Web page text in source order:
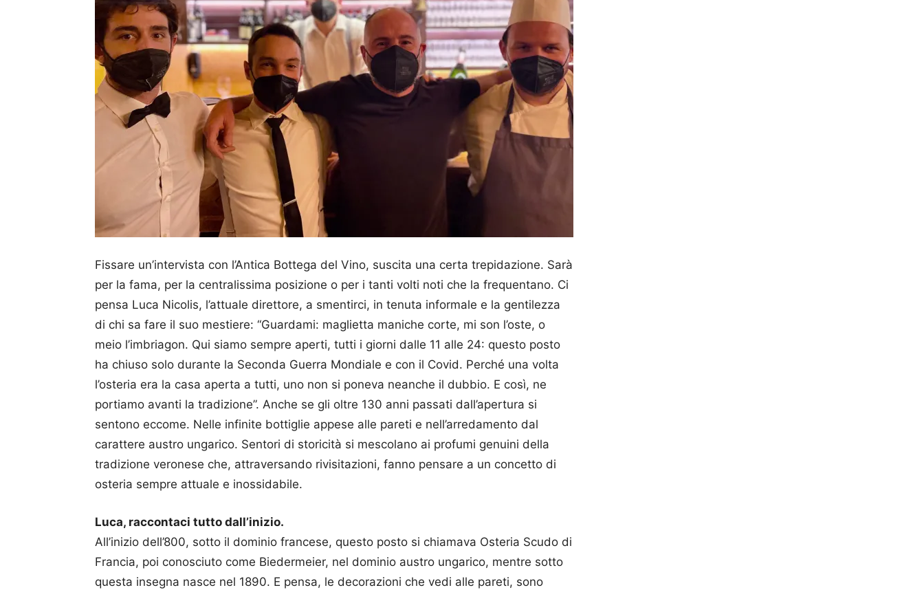
Fissare un’intervista con l’Antica Bottega del Vino, suscita una certa trepidazione. Sarà
per la fama, per la centralissima posizione o per i tanti volti noti che la frequentano. Ci
pensa Luca Nicolis, l’attuale direttore, a smentirci, in tenuta informale e la gentilezza
di chi sa fare il suo mestiere: “Guardami: maglietta maniche corte, mi son l’oste, o
meio l’imbriagon. Qui siamo sempre aperti, tutti i giorni dalle 11 alle 24: questo posto
ha chiuso solo durante la Seconda Guerra Mondiale e con il Covid. Perché una volta
l’osteria era la casa aperta a tutti, uno non si poneva neanche il dubbio. E così, ne
portiamo avanti la tradizione”. Anche se gli oltre 130 anni passati dall’apertura si
sentono eccome. Nelle infinite bottiglie appese alle pareti e nell’arredamento dal
carattere austro ungarico. Sentori di storicità si mescolano ai profumi genuini della
tradizione veronese che, attraversando rivisitazioni, fanno pensare a un concetto di
osteria sempre attuale e inossidabile.
Luca, raccontaci tutto dall’inizio.
All’inizio dell’800, sotto il dominio francese, questo posto si chiamava Osteria Scudo di
Francia, poi conosciuto come Biedermeier, nel dominio austro ungarico, mentre sotto
questa insegna nasce nel 1890. E pensa, le decorazioni che vedi alle pareti, sono